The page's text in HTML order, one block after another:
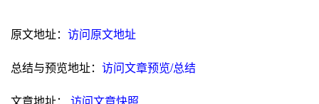
原文地址： 访问原文地址
总结与预览地址： 访问文章预览/总结